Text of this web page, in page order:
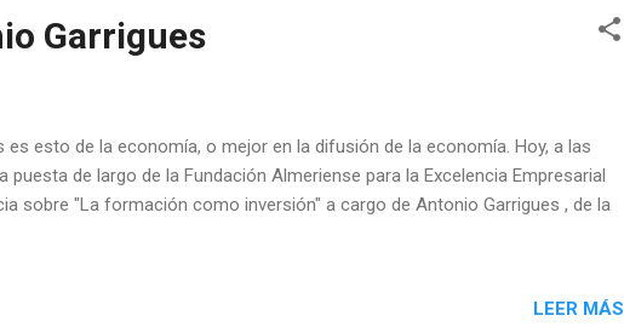
Garrigues
esto de la economía, o mejor en la difusión de la economía. Hoy, a las
de largo de la Fundación Almeriense para la Excelencia Empresarial
sobre "La formación como inversión" a cargo de Antonio Garrigues , de la
LEER MÁS